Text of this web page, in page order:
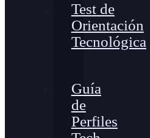
Test de
Orientación
Tecnológica
Guía
de
Perfiles